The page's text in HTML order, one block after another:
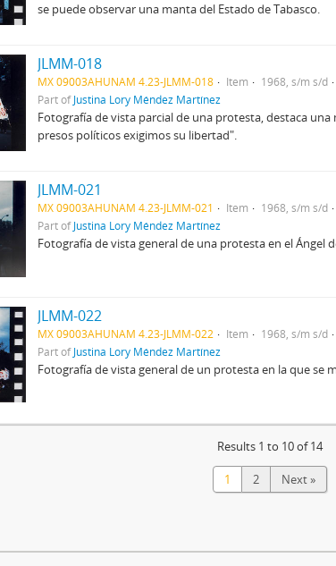
se puede observar una manta del Estado de Tabasco.
JLMM-018
MX 09003AHUNAM 4.23-JLMM-018 Item
1968, s/m s/d
Part ofJustina Lory Méndez Martínez
Fotografía de vista parcial de una protesta, destaca
presos políticos exigimos su libertad".
JLMM-021
MX 09003AHUNAM 4.23-JLMM-021 Item
1968, s/m s/d
Part ofJustina Lory Méndez Martínez
Fotografía de vista general de una protesta en el Ángel
JLMM-022
MX 09003AHUNAM 4.23-JLMM-022 Item
1968, s/m s/d
Part ofJustina Lory Méndez Martínez
Fotografía de vista general de un protesta en la que se
Results 1 to 10 of 14
1 2 Next »